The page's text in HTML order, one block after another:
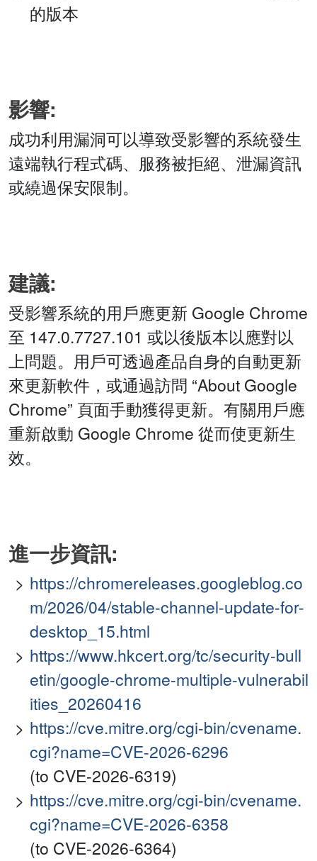
的版本
影響:
成功利用漏洞可以導致受影響的系統發生
遠端執行程式碼、服務被拒絕、泄漏資訊
或繞過保安限制。
建議:
受影響系統的用戶應更新 Google Chrome
至 147.0.7727.101 或以後版本以應對以
上問題。用戶可透過產品自身的自動更新
來更新軟件，或通過訪問 “About Google
Chrome” 頁面手動獲得更新。有關用戶應
重新啟動 Google Chrome 從而使更新生
效。
進一步資訊:
https://chromereleases.googleblog.co
m/2026/04/stable-channel-update-for-
desktop_15.html
https://www.hkcert.org/tc/security-bull
etin/google-chrome-multiple-vulnerabil
ities_20260416
https://cve.mitre.org/cgi-bin/cvename.
cgi?name=CVE-2026-6296
(to CVE-2026-6319)
https://cve.mitre.org/cgi-bin/cvename.
cgi?name=CVE-2026-6358
(to CVE-2026-6364)